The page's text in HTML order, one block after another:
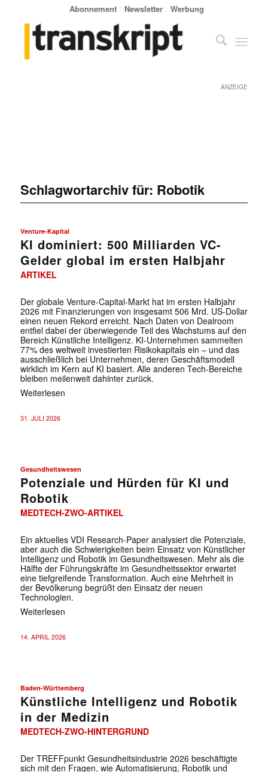
Abonnement Newsletter Werbung
ANZEIGE
Schlagwortarchiv für: Robotik
Venture-Kapital
KI dominiert: 500 Milliarden VC-
Gelder global im ersten Halbjahr
ARTIKEL
Der globale Venture-Capital-Markt hat im ersten Halbjahr
2026 mit Finanzierungen von insgesamt 506 Mrd. US-Dollar
einen neuen Rekord erreicht. Nach Daten von Dealroom
entfiel dabei der überwiegende Teil des Wachstums auf den
Bereich Künstliche Intelligenz. KI-Unternehmen sammelten
77% des weltweit investierten Risikokapitals ein – und das
ausschließlich bei Unternehmen, deren Geschäftsmodell
wirklich im Kern auf KI basiert. Alle anderen Tech-Bereiche
bleiben meilenweit dahinter zurück.
Weiterlesen
31. JULI 2026
Gesundheitswesen
Potenziale und Hürden für KI und
Robotik
MEDTECH-ZWO-ARTIKEL
Ein aktuelles VDI Research-Paper analysiert die Potenziale,
aber auch die Schwierigkeiten beim Einsatz von Künstlicher
Intelligenz und Robotik im Gesundheitswesen. Mehr als die
Hälfte der Führungskräfte im Gesundheitssektor erwartet
eine tiefgreifende Transformation. Auch eine Mehrheit in
der Bevölkerung begrüßt den Einsatz der neuen
Technologien.
Weiterlesen
14. APRIL 2026
Baden-Württemberg
Künstliche Intelligenz und Robotik
in der Medizin
MEDTECH-ZWO-HINTERGRUND
Der TREFFpunkt Gesundheitsindustrie 2026 beschäftigte
sich mit den Fragen, wie Automatisierung, Robotik und